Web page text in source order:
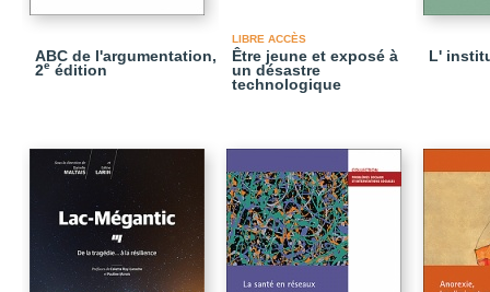
ABC de l'argumentation,
2e édition
LIBRE ACCÈS
Être jeune et exposé à
un désastre
technologique
L'